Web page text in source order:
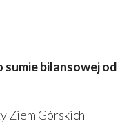
bilansowej od
Ziem Górskich